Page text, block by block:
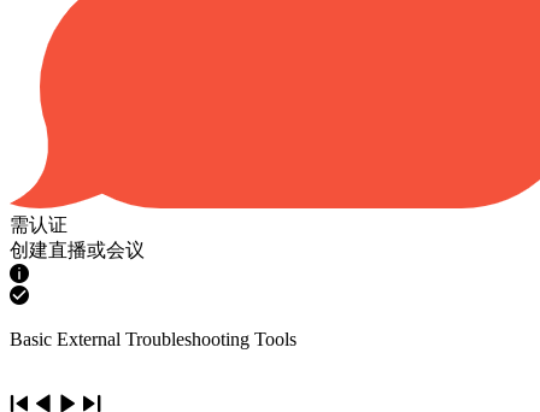
需认证
创建直播或会议
Basic External Troubleshooting Tools